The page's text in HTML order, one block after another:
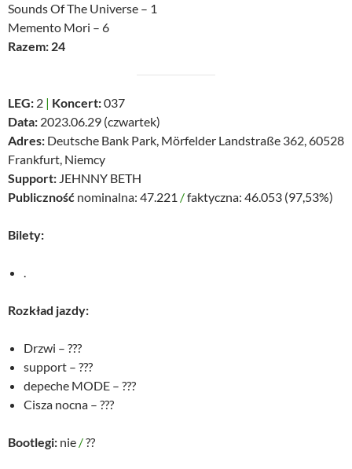
Sounds Of The Universe – 1
Memento Mori – 6
Razem: 24
LEG: 2 | Koncert:037
Data: 2023.06.29 (czwartek)
Adres: Deutsche Bank Park, Mörfelder Landstraße 362, 60528
Frankfurt, Niemcy
Support: JEHNNY BETH
Publiczność nominalna: 47.221 /faktyczna: 46.053 (97,53%)
Bilety:
.
Rozkład jazdy:
Drzwi – ???
support – ???
depeche MODE – ???
Cisza nocna – ???
Bootlegi: nie /??